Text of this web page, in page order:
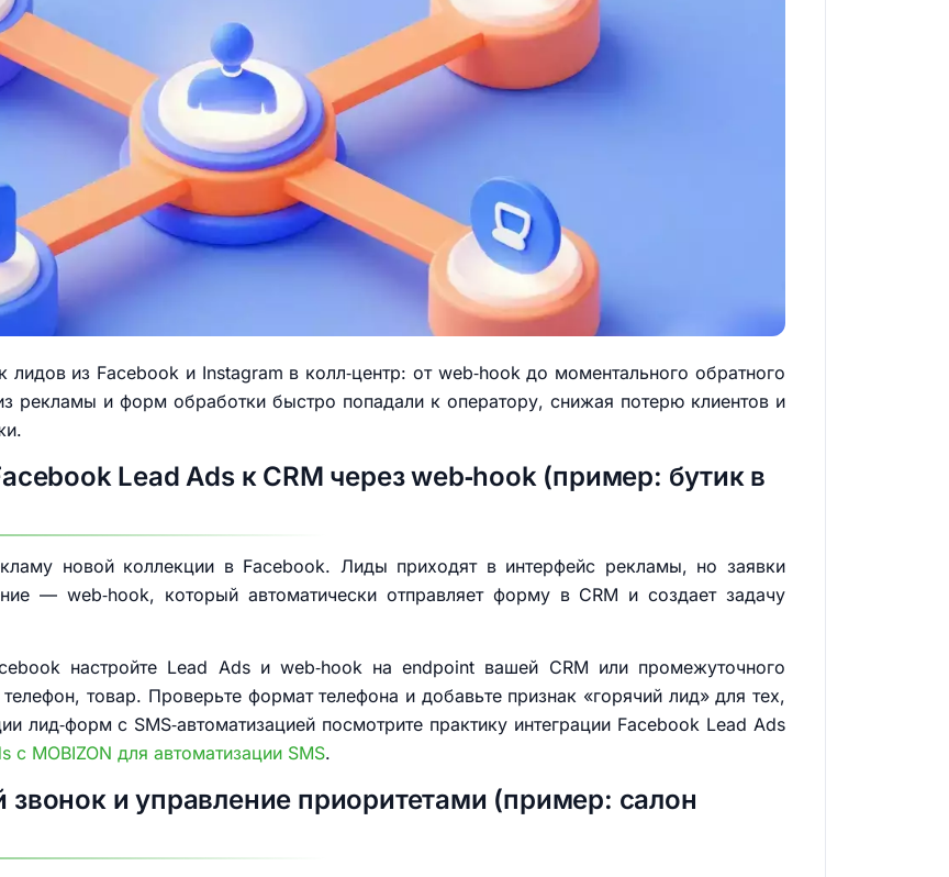
из Facebook и Instagram в колл‑центр: от web‑hook до моментального обратного
рекламы и форм обработки быстро попадали к оператору, снижая потерю клиентов и
Lead Ads к CRM через web‑hook (пример: бутик в
новой коллекции в Facebook. Лиды приходят в интерфейс рекламы, но заявки
— web‑hook, который автоматически отправляет форму в CRM и создает задачу
настройте Lead Ads и web‑hook на endpoint вашей CRM или промежуточного
товар. Проверьте формат телефона и добавьте признак «горячий лид» для тех,
лид‑форм с SMS‑автоматизацией посмотрите практику интеграции Facebook Lead Ads
с MOBIZON для автоматизации SMS.
и управление приоритетами (пример: салон